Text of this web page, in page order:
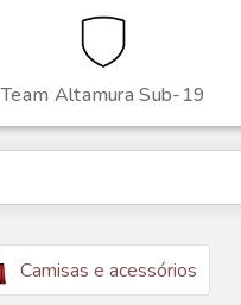
Team Altamura Sub-19
Camisas e acessórios